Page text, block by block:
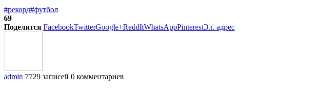
#рекорд#футбол
69
Поделится FacebookTwitterGoogle+ReddItWhatsAppPinterestЭл. адрес
admin 7729 записей 0 комментариев